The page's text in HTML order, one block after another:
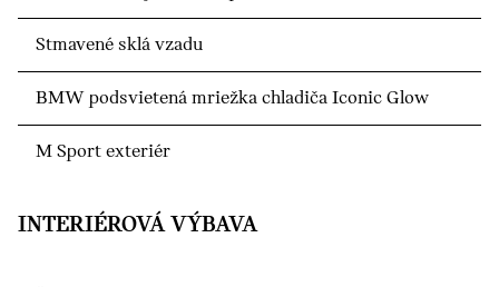
Stmavené sklá vzadu
BMW podsvietená mriežka chladiča Iconic Glow
M Sport exteriér
INTERIÉROVÁ VÝBAVA